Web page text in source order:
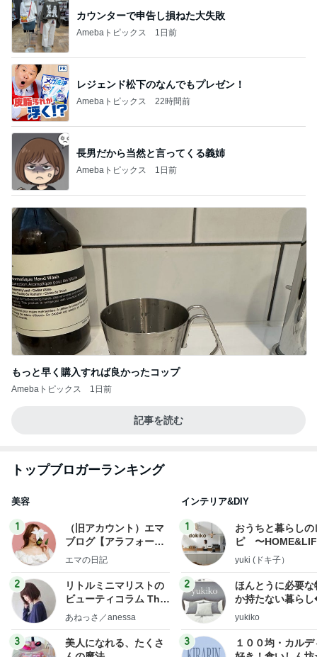
カウンターで申告し損ねた大失敗
Amebaトピックス 1日前
レジェンド松下のなんでもプレゼン！
Amebaトピックス 22時間前
長男だから当然と言ってくる義姉
Amebaトピックス 1日前
もっと早く購入すれば良かったコップ
Amebaトピックス 1日前
記事を読む
トップブロガーランキング
美容
1
（旧アカウント）エマ
ブログ【アラフォー会
社売却セカンドライ
エマの日記
2
リトルミニマリストの
ビューティコラム The
little minimalist's bea
あねっさ／anessa
3
美人になれる、たくさ
インテリア&DIY
1
おうちと暮らしの
ピ 〜
yuki (ドキ子）
2
ほんとうに必要な
か持たない暮ら
ep Life Simple◆
yukiko
3
１００均・カルデ